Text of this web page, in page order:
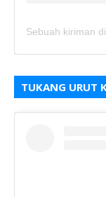
TUKANG URUT